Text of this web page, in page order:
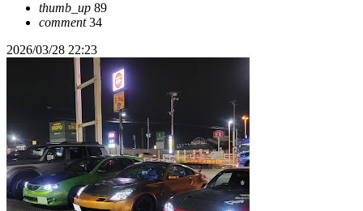
thumb_up 89
comment34
2026/03/28 22:23